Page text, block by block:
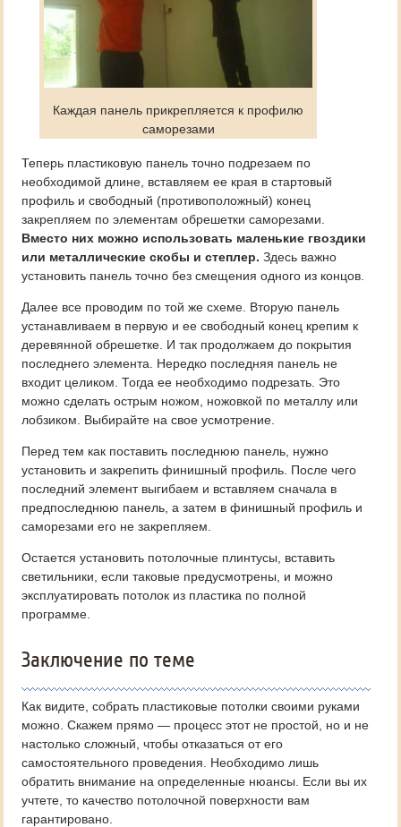
Каждая панель прикрепляется к профилю
саморезами
Теперь пластиковую панель точно подрезаем по
необходимой длине, вставляем ее края в стартовый
профиль и свободный (противоположный) конец
закрепляем по элементам обрешетки саморезами.
Вместо них можно использовать маленькие гвоздики
или металлические скобы и степлер. Здесь важно
установить панель точно без смещения одного из концов.
Далее все проводим по той же схеме. Вторую панель
устанавливаем в первую и ее свободный конец крепим к
деревянной обрешетке. И так продолжаем до покрытия
последнего элемента. Нередко последняя панель не
входит целиком. Тогда ее необходимо подрезать. Это
можно сделать острым ножом, ножовкой по металлу или
лобзиком. Выбирайте на свое усмотрение.
Перед тем как поставить последнюю панель, нужно
установить и закрепить финишный профиль. После чего
последний элемент выгибаем и вставляем сначала в
предпоследнюю панель, а затем в финишный профиль и
саморезами его не закрепляем.
Остается установить потолочные плинтусы, вставить
светильники, если таковые предусмотрены, и можно
эксплуатировать потолок из пластика по полной
программе.
Заключение по теме
Как видите, собрать пластиковые потолки своими руками
можно. Скажем прямо — процесс этот не простой, но и не
настолько сложный, чтобы отказаться от его
самостоятельного проведения. Необходимо лишь
обратить внимание на определенные нюансы. Если вы их
учтете, то качество потолочной поверхности вам
гарантировано.